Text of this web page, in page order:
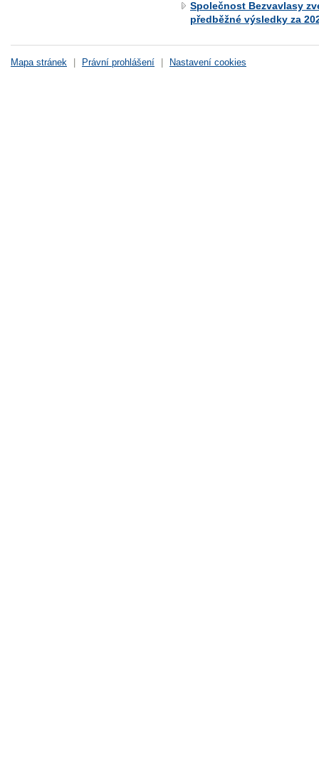
Společnost Bezvavlasy
předběžné výsledky za
Mapa stránek Právní prohlášení Nastavení cookies